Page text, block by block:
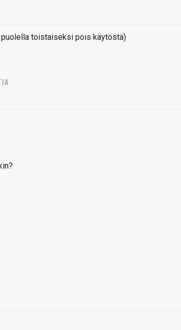
toistaiseksi pois käytöstä)